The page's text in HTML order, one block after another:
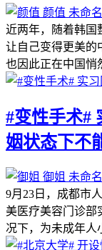
颜值 未命名
近两年，随着韩国
让自己变得更美的
也因此正在中国
#变性手术#
姻状态下不
御姐 未命名
9月23日，成都市
美医疗美容门诊部
况下，为未成年